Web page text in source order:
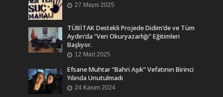
27 Mayıs 2025
TÜBİTAK Destekli Projede Didim’de ve Tüm
Aydın’da “Veri Okuryazarlığı” Eğitimleri
Başlıyor.
12 Mart 2025
Efsane Muhtar “Bahri Aşık” Vefatının Birinci
Yılında Unutulmadı
24 Kasım 2024